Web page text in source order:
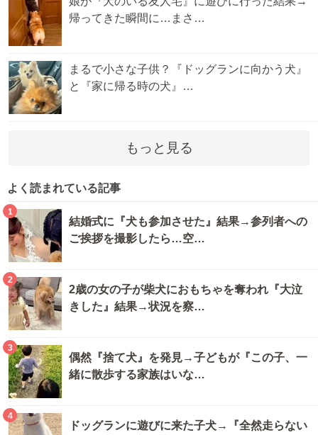
帰ってきた瞬間に…まさ…
まるで小さな子供？『ドッグランに向かう犬』
と『家に帰る時の犬』…
もっと見る
よく読まれている記事
1
結婚式に『犬も参加させた』結果→参列者への
ご挨拶を撮影したら…空…
2
2歳の女の子が柴犬におもちゃを奪われ『大泣
きした』結果→状況を察…
3
偶然『捨て犬』を発見→子どもが『この子、一
緒に散歩する家族はいな…
4
ドッグランに遊びに来た子犬→『全然走らない